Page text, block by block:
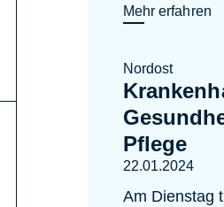
Mehr erfahren
Nordost
Pflege
22.01.2024
Am Dienstag